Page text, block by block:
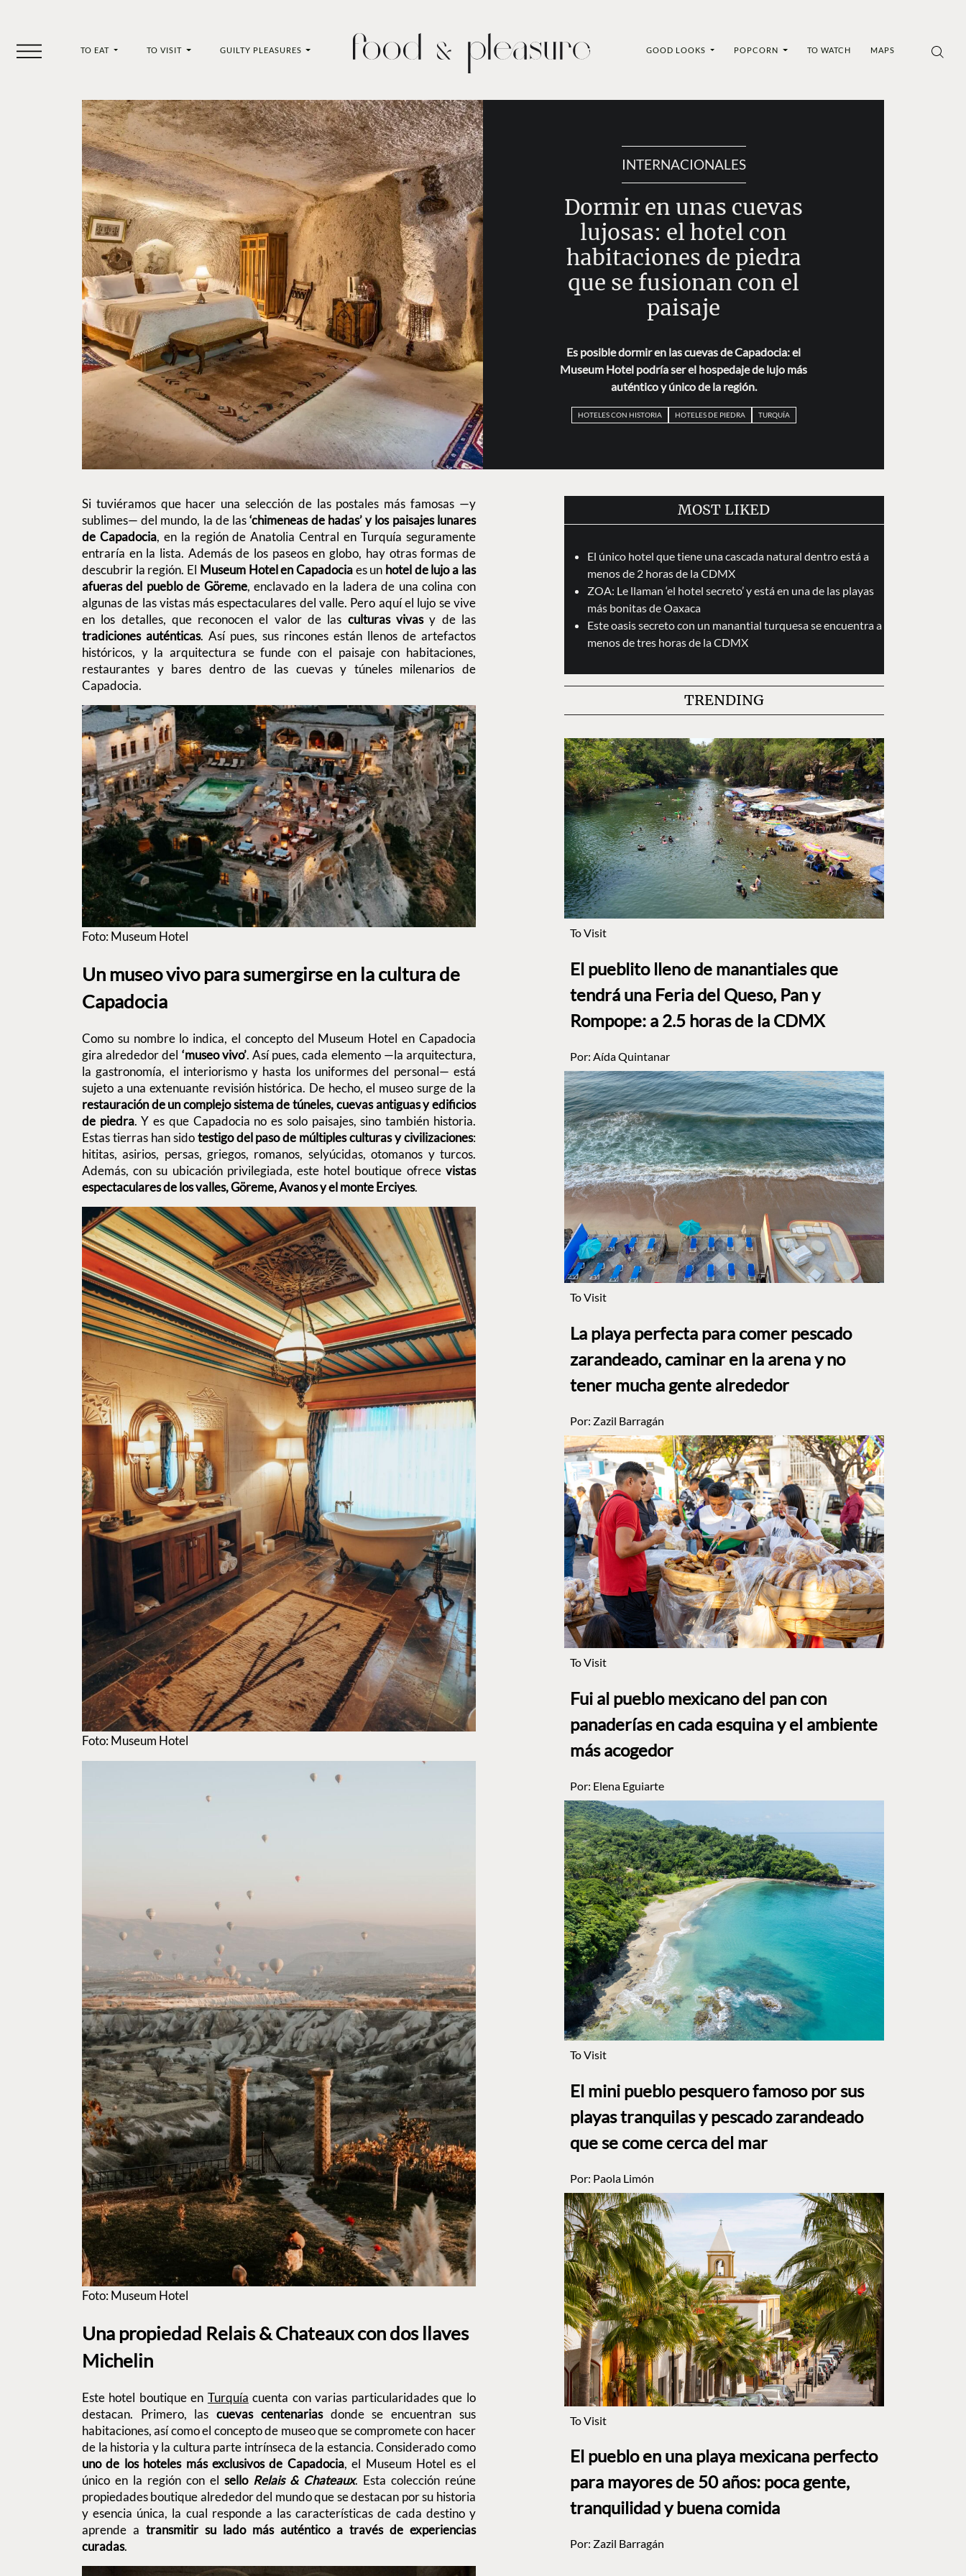
TO EAT TO VISIT GUILTY PLEASURES GOOD LOOKS POPCORN TO WATCH MAPS
INTERNACIONALES
Dormir en unas cuevas
lujosas: el hotel con
habitaciones de piedra
que se fusionan con el
paisaje
Es posible dormir en las cuevas de Capadocia: el
Museum Hotel podría ser el hospedaje de lujo más
auténtico y único de la región.
HOTELES CON HISTORIA HOTELES DE PIEDRA TURQUÍA
Si tuviéramos que hacer una selección de las postales más famosas —y
sublimes— del mundo, la de las‘chimeneas de hadas’ y los paisajes lunares
de Capadocia, en la región de Anatolia Central en Turquía seguramente
entraría en la lista. Además de los paseos en globo, hay otras formas de
descubrir la región. El Museum Hotel en Capadociaes un hotel de lujo a las
afueras del pueblo de Göreme, enclavado en la ladera de una colina con
algunas de las vistas más espectaculares del valle. Pero aquí el lujo se vive
en los detalles, que reconocen el valor de las culturas vivasy de las
tradiciones auténticas. Así pues, sus rincones están llenos de artefactos
históricos, y la arquitectura se funde con el paisaje con habitaciones,
restaurantes y bares dentro de las cuevas y túneles milenarios de
Capadocia.
Foto: Museum Hotel
Un museo vivo para sumergirse en la cultura de
Capadocia
Como su nombre lo indica, el concepto del Museum Hotel en Capadocia
gira alrededor del ‘museo vivo’. Así pues, cada elemento —la arquitectura,
la gastronomía, el interiorismo y hasta los uniformes del personal— está
sujeto a una extenuante revisión histórica. De hecho, el museo surge de la
restauración de un complejo sistema de túneles, cuevas antiguas y edificios
de piedra. Y es que Capadocia no es solo paisajes, sino también historia.
Estas tierras han sidotestigo del paso de múltiples culturas y civilizaciones:
hititas, asirios, persas, griegos, romanos, selyúcidas, otomanos y turcos.
Además, con su ubicación privilegiada, este hotel boutique ofrece vistas
espectaculares de los valles, Göreme, Avanos y el monte Erciyes.
Foto: Museum Hotel
Foto: Museum Hotel
Una propiedad Relais & Chateaux con dos llaves
Michelin
Este hotel boutique en Turquía cuenta con varias particularidades que lo
destacan. Primero, lascuevas centenariasdonde se encuentran sus
habitaciones, así como el concepto de museo que se compromete con hacer
de la historia y la cultura parte intrínseca de la estancia. Considerado como
uno de los hoteles más exclusivos de Capadocia, el Museum Hotel es el
único en la región con el sello Relais & Chateaux. Esta colección reúne
propiedades boutique alrededor del mundo que se destacan por su historia
y esencia única, la cual responde a las características de cada destino y
aprende a transmitir su lado más auténtico a través de experiencias
curadas.
MOST LIKED
El único hotel que tiene una cascada natural dentro está a
menos de 2 horas de la CDMX
ZOA: Le llaman ‘el hotel secreto’ y está en una de las playas
más bonitas de Oaxaca
Este oasis secreto con un manantial turquesa se encuentra a
menos de tres horas de la CDMX
TRENDING
To Visit
El pueblito lleno de manantiales que
tendrá una Feria del Queso, Pan y
Rompope: a 2.5 horas de la CDMX
Por: Aída Quintanar
To Visit
La playa perfecta para comer pescado
zarandeado, caminar en la arena y no
tener mucha gente alrededor
Por: Zazil Barragán
To Visit
Fui al pueblo mexicano del pan con
panaderías en cada esquina y el ambiente
más acogedor
Por: Elena Eguiarte
To Visit
El mini pueblo pesquero famoso por sus
playas tranquilas y pescado zarandeado
que se come cerca del mar
Por: Paola Limón
To Visit
El pueblo en una playa mexicana perfecto
para mayores de 50 años: poca gente,
tranquilidad y buena comida
Por: Zazil Barragán